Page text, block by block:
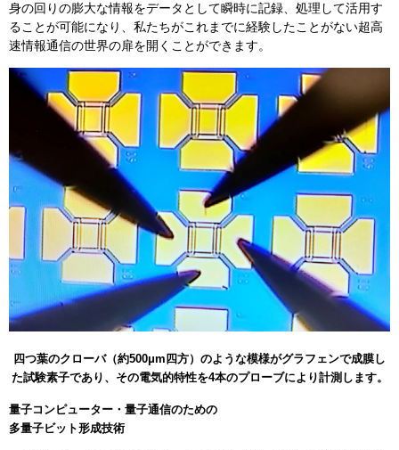
身の回りの膨大な情報をデータとして瞬時に記録、処理して活用す
ることが可能になり、私たちがこれまでに経験したことがない超高
速情報通信の世界の扉を開くことができます。
四つ葉のクローバ（約500μm四方）のような模様がグラフェンで成膜し
た試験素子であり、その電気的特性を4本のプローブにより計測します。​
量子コンピューター・量子通信のための
多量子ビット形成技術